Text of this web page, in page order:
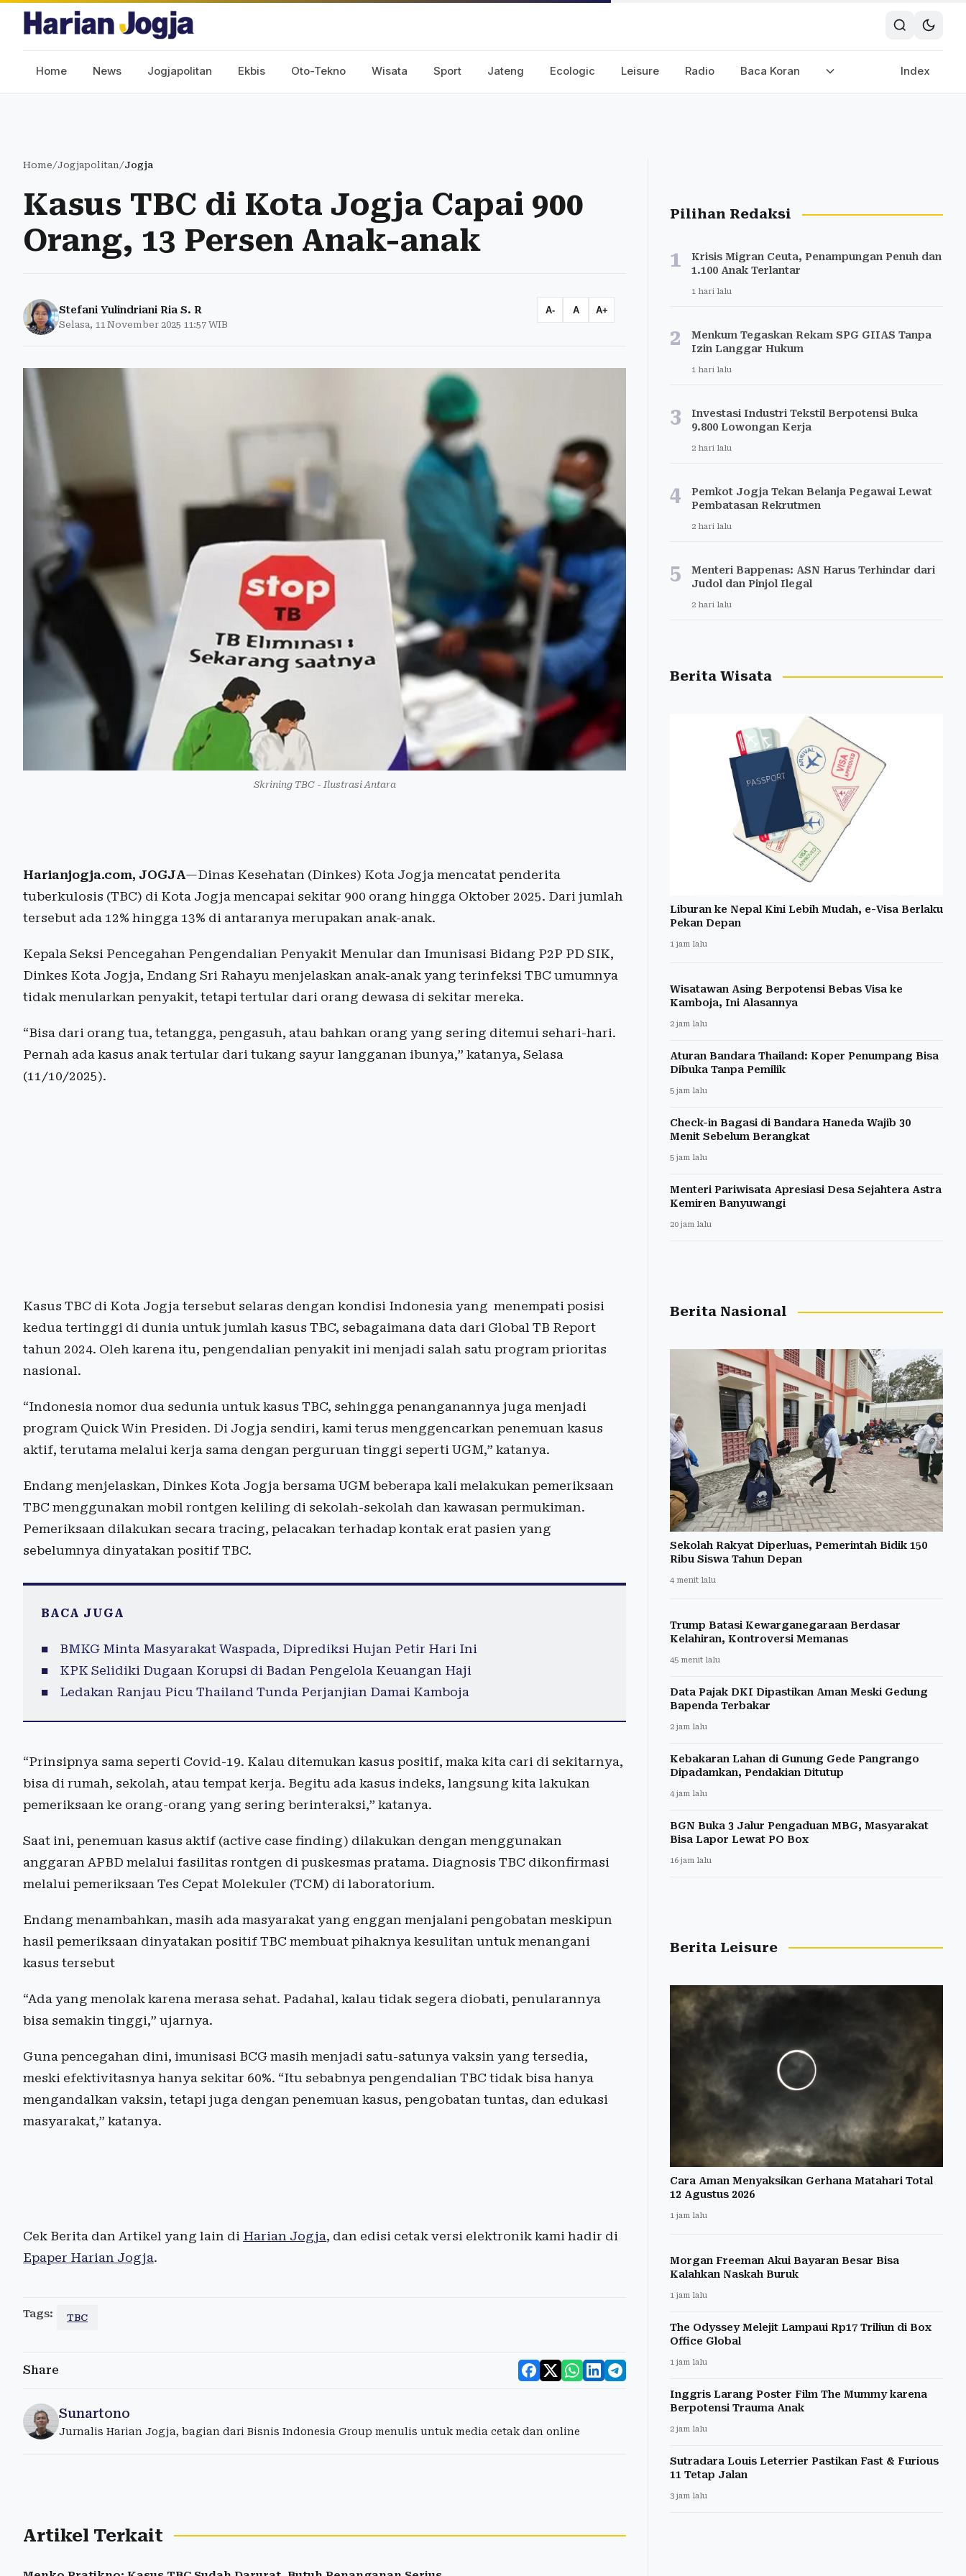
Home News Jogjapolitan Ekbis Oto-Tekno Wisata Sport Jateng Ecologic Leisure Radio Baca Koran Index
Home/Jogjapolitan/Jogja
Kasus TBC di Kota Jogja Capai 900
Orang, 13 Persen Anak-anak
Stefani Yulindriani Ria S. R
Selasa, 11 November 2025 11:57 WIB
A- A A+
Skrining TBC - Ilustrasi Antara
Harianjogja.com, JOGJA—Dinas Kesehatan (Dinkes) Kota Jogja mencatat penderita
tuberkulosis (TBC) di Kota Jogja mencapai sekitar 900 orang hingga Oktober 2025. Dari jumlah
tersebut ada 12% hingga 13% di antaranya merupakan anak-anak.
Kepala Seksi Pencegahan Pengendalian Penyakit Menular dan Imunisasi Bidang P2P PD SIK,
Dinkes Kota Jogja, Endang Sri Rahayu menjelaskan anak-anak yang terinfeksi TBC umumnya
tidak menularkan penyakit, tetapi tertular dari orang dewasa di sekitar mereka.
“Bisa dari orang tua, tetangga, pengasuh, atau bahkan orang yang sering ditemui sehari-hari.
Pernah ada kasus anak tertular dari tukang sayur langganan ibunya,” katanya, Selasa
(11/10/2025).
Kasus TBC di Kota Jogja tersebut selaras dengan kondisi Indonesia yang menempati posisi
kedua tertinggi di dunia untuk jumlah kasus TBC, sebagaimana data dari Global TB Report
tahun 2024. Oleh karena itu, pengendalian penyakit ini menjadi salah satu program prioritas
nasional.
“Indonesia nomor dua sedunia untuk kasus TBC, sehingga penanganannya juga menjadi
program Quick Win Presiden. Di Jogja sendiri, kami terus menggencarkan penemuan kasus
aktif, terutama melalui kerja sama dengan perguruan tinggi seperti UGM,” katanya.
Endang menjelaskan, Dinkes Kota Jogja bersama UGM beberapa kali melakukan pemeriksaan
TBC menggunakan mobil rontgen keliling di sekolah-sekolah dan kawasan permukiman.
Pemeriksaan dilakukan secara tracing, pelacakan terhadap kontak erat pasien yang
sebelumnya dinyatakan positif TBC.
BACA JUGA
BMKG Minta Masyarakat Waspada, Diprediksi Hujan Petir Hari Ini
KPK Selidiki Dugaan Korupsi di Badan Pengelola Keuangan Haji
Ledakan Ranjau Picu Thailand Tunda Perjanjian Damai Kamboja
“Prinsipnya sama seperti Covid-19. Kalau ditemukan kasus positif, maka kita cari di sekitarnya,
bisa di rumah, sekolah, atau tempat kerja. Begitu ada kasus indeks, langsung kita lakukan
pemeriksaan ke orang-orang yang sering berinteraksi,” katanya.
Saat ini, penemuan kasus aktif (active case finding) dilakukan dengan menggunakan
anggaran APBD melalui fasilitas rontgen di puskesmas pratama. Diagnosis TBC dikonfirmasi
melalui pemeriksaan Tes Cepat Molekuler (TCM) di laboratorium.
Endang menambahkan, masih ada masyarakat yang enggan menjalani pengobatan meskipun
hasil pemeriksaan dinyatakan positif TBC membuat pihaknya kesulitan untuk menangani
kasus tersebut
“Ada yang menolak karena merasa sehat. Padahal, kalau tidak segera diobati, penularannya
bisa semakin tinggi,” ujarnya.
Guna pencegahan dini, imunisasi BCG masih menjadi satu-satunya vaksin yang tersedia,
meski efektivitasnya hanya sekitar 60%. “Itu sebabnya pengendalian TBC tidak bisa hanya
mengandalkan vaksin, tetapi juga dengan penemuan kasus, pengobatan tuntas, dan edukasi
masyarakat,” katanya.
Cek Berita dan Artikel yang lain di Harian Jogja, dan edisi cetak versi elektronik kami hadir di
Epaper Harian Jogja.
Tags: TBC
Share
Sunartono
Jurnalis Harian Jogja, bagian dari Bisnis Indonesia Group menulis untuk media cetak dan online
Artikel Terkait
Pilihan Redaksi
1
Krisis Migran Ceuta, Penampungan Penuh dan
1.100 Anak Terlantar
1 hari lalu
2
Menkum Tegaskan Rekam SPG GIIAS Tanpa
Izin Langgar Hukum
1 hari lalu
3
Investasi Industri Tekstil Berpotensi Buka
9.800 Lowongan Kerja
2 hari lalu
4
Pemkot Jogja Tekan Belanja Pegawai Lewat
Pembatasan Rekrutmen
2 hari lalu
5
Menteri Bappenas: ASN Harus Terhindar dari
Judol dan Pinjol Ilegal
2 hari lalu
Berita Wisata
Liburan ke Nepal Kini Lebih Mudah, e-Visa Berlaku
Pekan Depan
1 jam lalu
Wisatawan Asing Berpotensi Bebas Visa ke
Kamboja, Ini Alasannya
2 jam lalu
Aturan Bandara Thailand: Koper Penumpang Bisa
Dibuka Tanpa Pemilik
5 jam lalu
Check-in Bagasi di Bandara Haneda Wajib 30
Menit Sebelum Berangkat
5 jam lalu
Menteri Pariwisata Apresiasi Desa Sejahtera Astra
Kemiren Banyuwangi
20 jam lalu
Berita Nasional
Sekolah Rakyat Diperluas, Pemerintah Bidik 150
Ribu Siswa Tahun Depan
4 menit lalu
Trump Batasi Kewarganegaraan Berdasar
Kelahiran, Kontroversi Memanas
45 menit lalu
Data Pajak DKI Dipastikan Aman Meski Gedung
Bapenda Terbakar
2 jam lalu
Kebakaran Lahan di Gunung Gede Pangrango
Dipadamkan, Pendakian Ditutup
4 jam lalu
BGN Buka 3 Jalur Pengaduan MBG, Masyarakat
Bisa Lapor Lewat PO Box
16 jam lalu
Berita Leisure
Cara Aman Menyaksikan Gerhana Matahari Total
12 Agustus 2026
1 jam lalu
Morgan Freeman Akui Bayaran Besar Bisa
Kalahkan Naskah Buruk
1 jam lalu
The Odyssey Melejit Lampaui Rp17 Triliun di Box
Office Global
1 jam lalu
Inggris Larang Poster Film The Mummy karena
Berpotensi Trauma Anak
2 jam lalu
Sutradara Louis Leterrier Pastikan Fast & Furious
11 Tetap Jalan
3 jam lalu